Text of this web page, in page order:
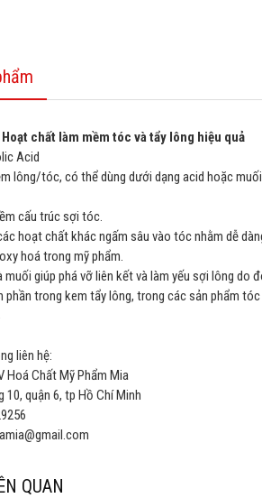
chất làm mềm tóc và tẩy lông hiệu quả
Acid
lông/tóc, có thể dùng dưới dạng acid hoặc
cấu trúc sợi tóc.
hoạt chất khác ngấm sâu vào tóc nhằm dễ
hoá trong mỹ phẩm.
muối giúp phá vỡ liên kết và làm yếu sợi lông do
phần trong kem tẩy lông, trong các sản phẩm
liên hệ:
Hoá Chất Mỹ Phẩm Mia
10, quận 6, tp Hồ Chí Minh
QUAN